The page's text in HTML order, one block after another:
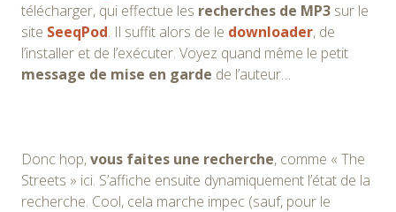
télécharger, qui effectue les recherches de MP3 sur le
site SeeqPod. Il suffit alors de le downloader, de
l’installer et de l’exécuter. Voyez quand même le petit
message de mise en garde de l’auteur…
Donc hop,vous faites une recherche, comme « The
Streets » ici. S’affiche ensuite dynamiquement l’état de la
recherche. Cool, cela marche impec (sauf, pour le